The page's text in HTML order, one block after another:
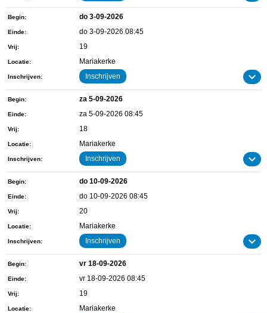
Begin do 3-09-2026
Einde do 3-09-2026 08:45
Vrij 19
Locatie Mariakerke
Inschrijven Inschrijven
Begin za 5-09-2026
Einde za 5-09-2026 08:45
Vrij 18
Locatie Mariakerke
Inschrijven Inschrijven
Begin do 10-09-2026
Einde do 10-09-2026 08:45
Vrij 20
Locatie Mariakerke
Inschrijven Inschrijven
Begin vr 18-09-2026
Einde vr 18-09-2026 08:45
Vrij 19
Locatie Mariakerke